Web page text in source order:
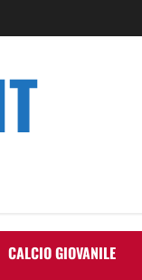
CALCIO GIOVANILE